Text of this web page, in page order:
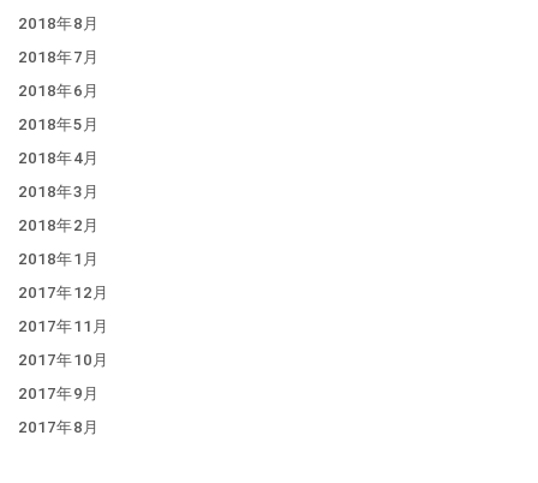
2018年8月
2018年7月
2018年6月
2018年5月
2018年4月
2018年3月
2018年2月
2018年1月
2017年12月
2017年11月
2017年10月
2017年9月
2017年8月